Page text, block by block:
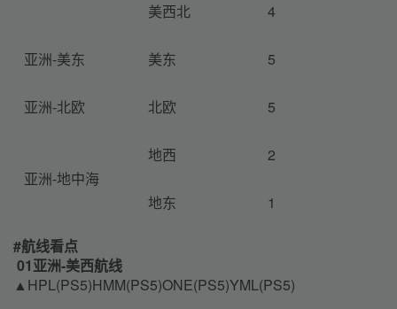
美西北 4
亚洲-美东 美东 5
亚洲-北欧 北欧 5
亚洲-地中海
地西 2
地东 1
#航线看点
01亚洲-美西航线
▲HPL(PS5)HMM(PS5)ONE(PS5)YML(PS5)